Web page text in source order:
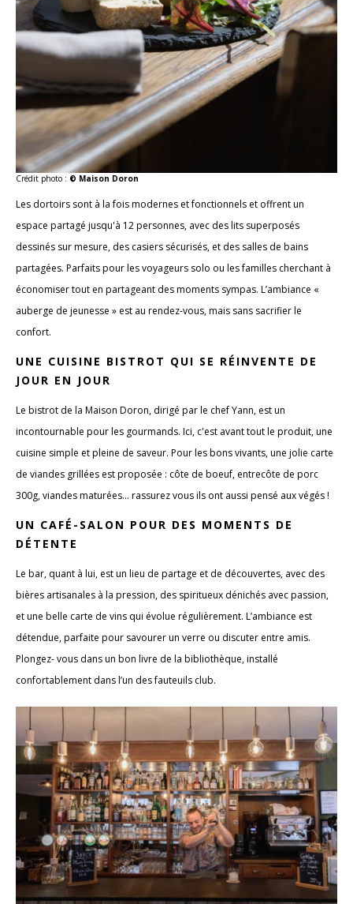
Crédit photo : © Maison Doron
Les dortoirs sont à la fois modernes et fonctionnels et offrent un
espace partagé jusqu'à 12 personnes, avec des lits superposés
dessinés sur mesure, des casiers sécurisés, et des salles de bains
partagées. Parfaits pour les voyageurs solo ou les familles cherchant à
économiser tout en partageant des moments sympas. L’ambiance «
auberge de jeunesse » est au rendez-vous, mais sans sacrifier le
confort.
UNE CUISINE BISTROT QUI SE RÉINVENTE DE
JOUR EN JOUR
Le bistrot de la Maison Doron, dirigé par le chef Yann, est un
incontournable pour les gourmands. Ici, c'est avant tout le produit, une
cuisine simple et pleine de saveur. Pour les bons vivants, une jolie carte
de viandes grillées est proposée : côte de boeuf, entrecôte de porc
300g, viandes maturées... rassurez vous ils ont aussi pensé aux végés !
UN CAFÉ-SALON POUR DES MOMENTS DE
DÉTENTE
Le bar, quant à lui, est un lieu de partage et de découvertes, avec des
bières artisanales à la pression, des spiritueux dénichés avec passion,
et une belle carte de vins qui évolue régulièrement. L’ambiance est
détendue, parfaite pour savourer un verre ou discuter entre amis.
Plongez- vous dans un bon livre de la bibliothèque, installé
confortablement dans l’un des fauteuils club.